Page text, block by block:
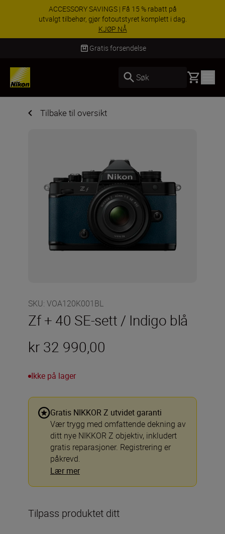
ACCESSORY SAVINGS | Få 15 % rabatt på
utvalgt tilbehør, gjør fotoutstyret komplett i dag.
KJØP NÅ
Levering innen 3–6 virkedager
Søk Basket
Tilbake til oversikt
SKU: VOA120K001BL
Zf + 40 SE-sett / Indigo blå
kr 32 990,00
Ikke på lager
Gratis NIKKOR Z utvidet garanti
Vær trygg med omfattende dekning av
ditt nye NIKKOR Z objektiv, inkludert
gratis reparasjoner. Registrering er
påkrevd.
Lær mer
Tilpass produktet ditt